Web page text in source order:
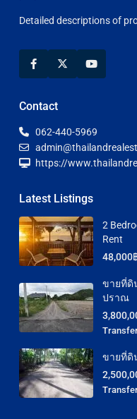
Detailed descriptions of
Contact
062-440-5969
https://
Latest Listings
2
Rent
48,000
ขายที่ดิ
ปราณ
ขายที่ดิ